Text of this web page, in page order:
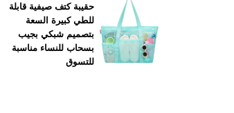
حقيبة كتف صيفية قابلة
للطي كبيرة السعة
بتصميم شبكي بجيب
بسحاب للنساء مناسبة
للتسوق